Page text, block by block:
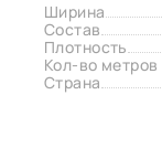
Ширина
Состав
Плотность
Кол-во метров
Страна